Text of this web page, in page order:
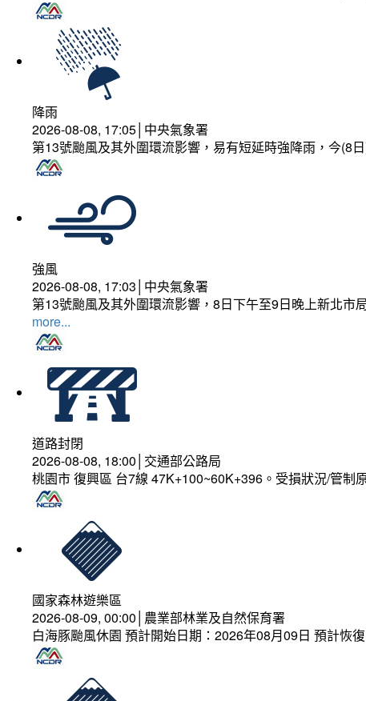
降雨
2026-08-08, 17:05│中央氣象署
第13號颱風及其外圍環流影響，易有短延時強降雨，今(8
強風
2026-08-08, 17:03│中央氣象署
第13號颱風及其外圍環流影響，8日下午至9日晚上新北市
more...
道路封閉
2026-08-08, 18:00│交通部公路局
桃園市 復興區 台7線 47K+100~60K+396。受損狀況/管制
國家森林遊樂區
2026-08-09, 00:00│農業部林業及自然保育署
白海豚颱風休園 預計開始日期：2026年08月09日 預計恢